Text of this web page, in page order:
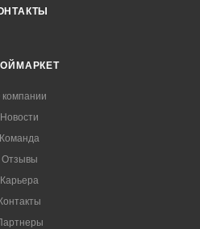
Новости
Команда
Отзывы
Карьера
Контакты